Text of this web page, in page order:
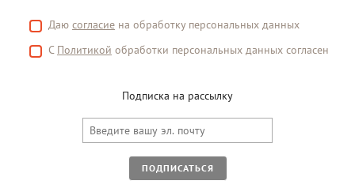
Даю согласие на обработку персональных данных
С Политикой обработки персональных данных согласен
Подписка на рассылку
ПОДПИСАТЬСЯ